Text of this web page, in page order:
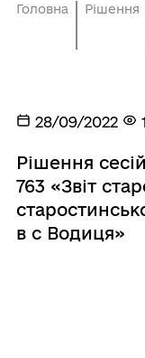
Головна Рішення
28/09/2022
Рішення
763 «Звіт
в с Водиця»